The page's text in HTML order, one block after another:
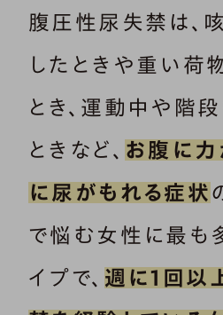
腹圧性尿失禁は、
したときや重い荷
とき、運動中や階
ときなど、 お腹に力
に尿がもれる症状
で悩む女性に最も
イプで、 週に1回以